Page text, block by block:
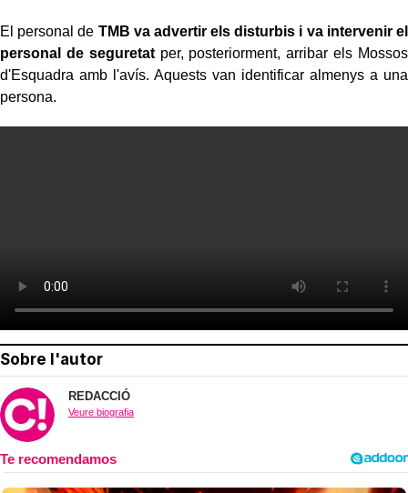
El personal de TMB va advertir els disturbis i va intervenir el
personal de seguretatper, posteriorment, arribar els Mossos
d'Esquadra amb l'avís. Aquests van identificar almenys a una
persona.
Sobre l'autor
REDACCIÓ
Veure biografia